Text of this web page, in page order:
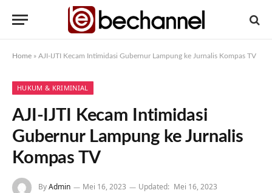
Home » AJI-IJTI Kecam Intimidasi Gubernur Lampung ke Jurnalis Kompas TV
HUKUM & KRIMINIAL
AJI-IJTI Kecam Intimidasi
Gubernur Lampung ke Jurnalis
Kompas TV
ByAdmin Mei 16, 2023 Updated: Mei 16, 2023